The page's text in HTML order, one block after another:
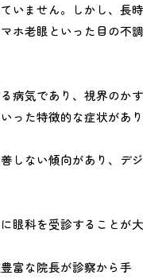
いません。しかし、長時
ホ老眼といった目の不調
病気であり、視界のかす
った特徴的な症状があり
しない傾向があり、デジ
眼科を受診することが大
富な院長が診察から手